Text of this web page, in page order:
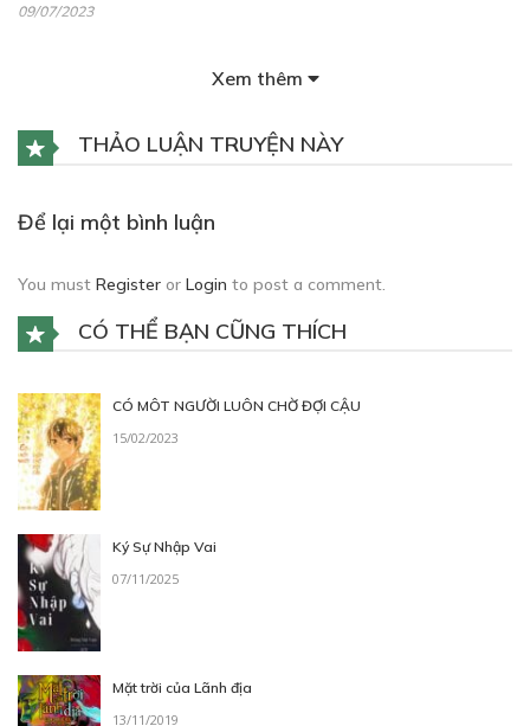
09/07/2023
10/07/2023
EPISODE 0.4
25/01/2024
Xem thêm
THẢO LUẬN TRUYỆN NÀY
Để lại một bình luận
You must Register or Login to post a comment.
CÓ THỂ BẠN CŨNG THÍCH
CÓ MÔT NGƯỜI LUÔN CHỜ ĐỢI CẬU
15/02/2023
Ký Sự Nhập Vai
07/11/2025
Mặt trời của Lãnh địa
13/11/2019